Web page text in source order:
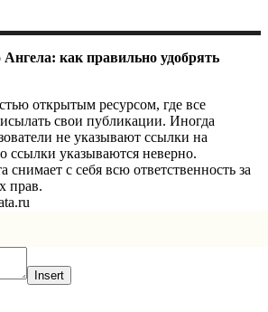
как правильно удобрять
открытым ресурсом, где все
свои публикации. Иногда
не указывают ссылки на
ссылки указываются неверно.
снимает с себя всю ответственность за
прав.
Insert